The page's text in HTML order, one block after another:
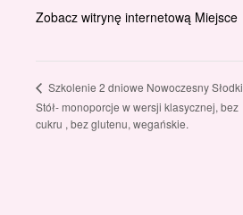
Zobacz witrynę internetową Miejsce
Szkolenie 2 dniowe Nowoczesny Słodki
Stół- monoporcje w wersji klasycznej, bez
cukru , bez glutenu, wegańskie.